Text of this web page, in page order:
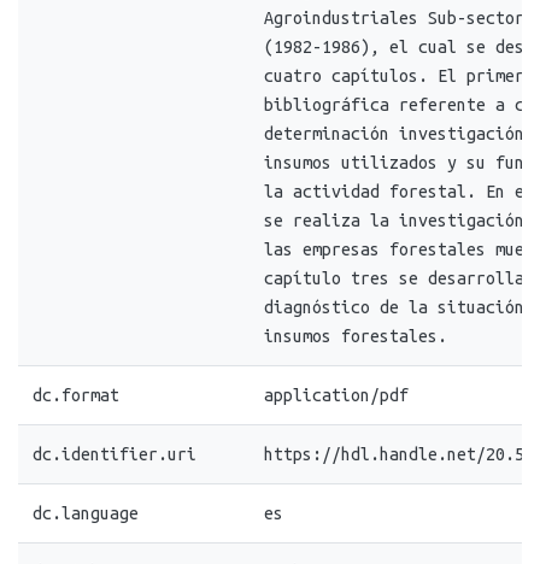
Agroindustriales Sub-sector
(1982-1986), el cual se
cuatro capítulos. El primer
bibliográfica referente a
determinación investigación
insumos utilizados y su
la actividad forestal. En el
se realiza la investigación
las empresas forestales
capítulo tres se desarrolla
diagnóstico de la situación
insumos forestales.
dc.format application/pdf
dc.identifier.uri https://hdl.handle.net/
dc.language es